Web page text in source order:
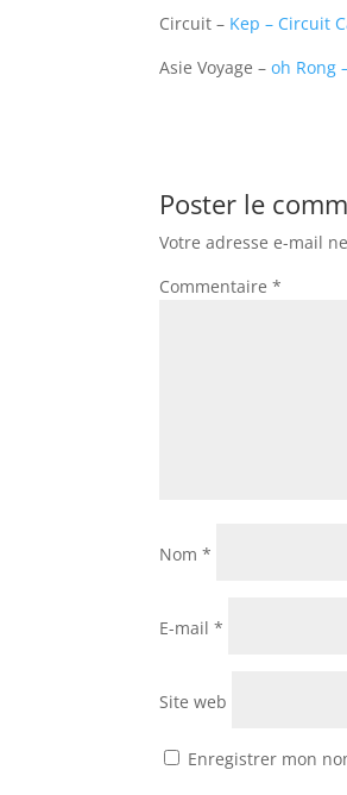
Circuit – Kep – Circuit
Asie Voyage –oh Rong
Poster le
Votre adresse e-mail
Commentaire*
Nom*
E-mail*
Site web
Enregistrer mon